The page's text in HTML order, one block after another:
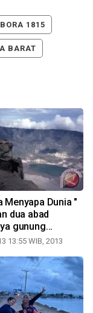
1815
BARAT
Menyapa Dunia "
dua abad
gunung
13:55 WIB, 2013